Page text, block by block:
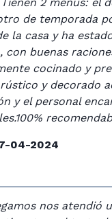
2 menús: el
de temporada
la casa y ha
con buenas
cocinado y
y decorado
y el personal
04-2024
nos atendió